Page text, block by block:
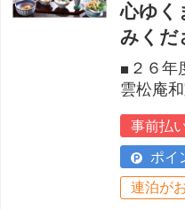
心ゆく
みくだ
■２６年
雲松庵
事前払
ポイ
連泊が